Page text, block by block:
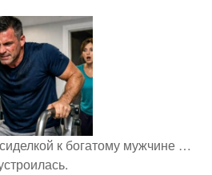
к богатому мужчине …